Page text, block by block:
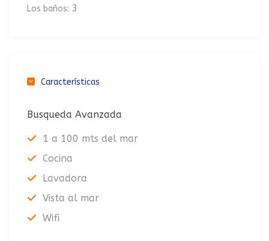
Los baños: 3
Características
Busqueda Avanzada
1 a 100 mts del mar
Cocina
Lavadora
Vista al mar
Wifi